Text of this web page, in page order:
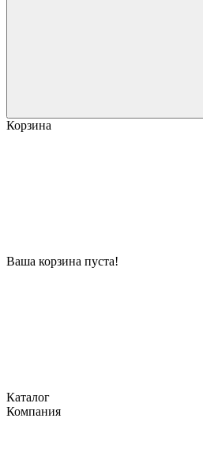
Корзина
Ваша корзина пуста!
Каталог
Компания